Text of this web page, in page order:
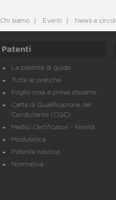
Chi siamo Eventi News e
Patenti
La patente di guida
Tutte le pratiche
Foglio rosa e prove d’esame
Carta di Qualificazione del
Conducente (CQC)
Medici Certificatori - Novità
Modulistica
Patente nautica
Normativa